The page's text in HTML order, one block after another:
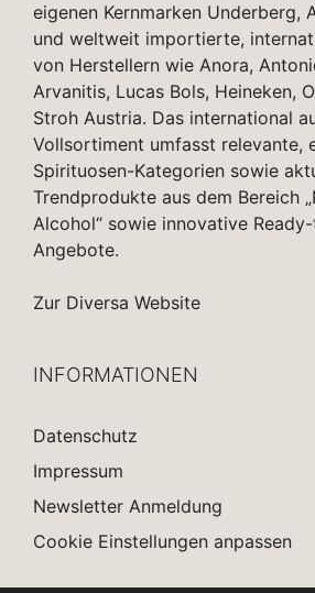
eigenen Kernmarken Underberg,
und weltweit importierte,
von Herstellern wie Anora,
Arvanitis, Lucas Bols, Heineken,
Stroh Austria. Das international
Vollsortiment umfasst relevante,
Spirituosen-Kategorien sowie
Trendprodukte aus dem Bereich
Alcohol“ sowie innovative
Angebote.
Zur Diversa Website
INFORMATIONEN
Datenschutz
Impressum
Newsletter Anmeldung
Cookie Einstellungen anpassen